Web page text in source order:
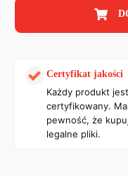
Certyfikat jakości
Każdy produkt jest
certyfikowany.
pewność, że
legalne pliki.